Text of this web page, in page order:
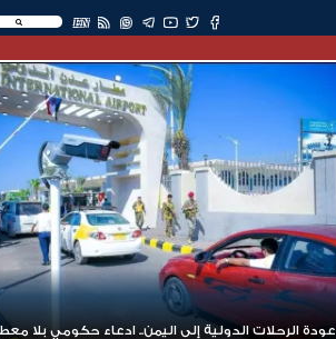
EN
عودة الرحلات الدولية إلى اليمن.. ادعاء حكومي بلا